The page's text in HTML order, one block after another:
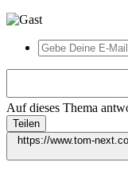
Auf dieses Thema
Teilen
https://www.tom-